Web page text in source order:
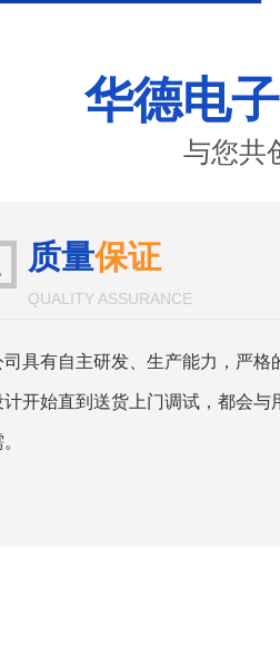
华德电子
与您共
质量保证
QUALITY ASSURANCE
司具有自主研发、生产能力，严格
计开始直到送货上门调试，都会